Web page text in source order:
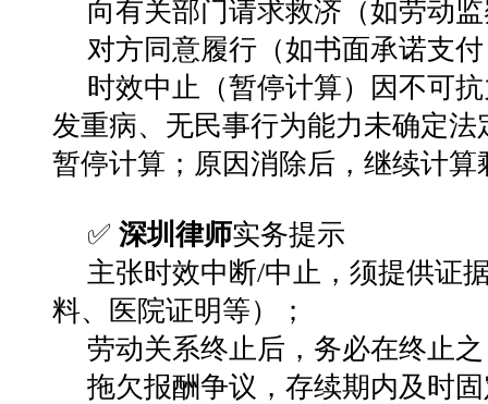
向有关部门请求救济（如劳动
对方同意履行（如书面承诺支
时效中止（暂停计算）
因不可
发重病、无民事行为能力未确定
暂停计算 ；原因消除后， 继续计算
✅ 深圳律师实务提示
主张时效中断/中止， 须提供证
料、医院证明等）
；
劳动关系终止后，务必在终止
拖欠报酬争议， 存续期内及时